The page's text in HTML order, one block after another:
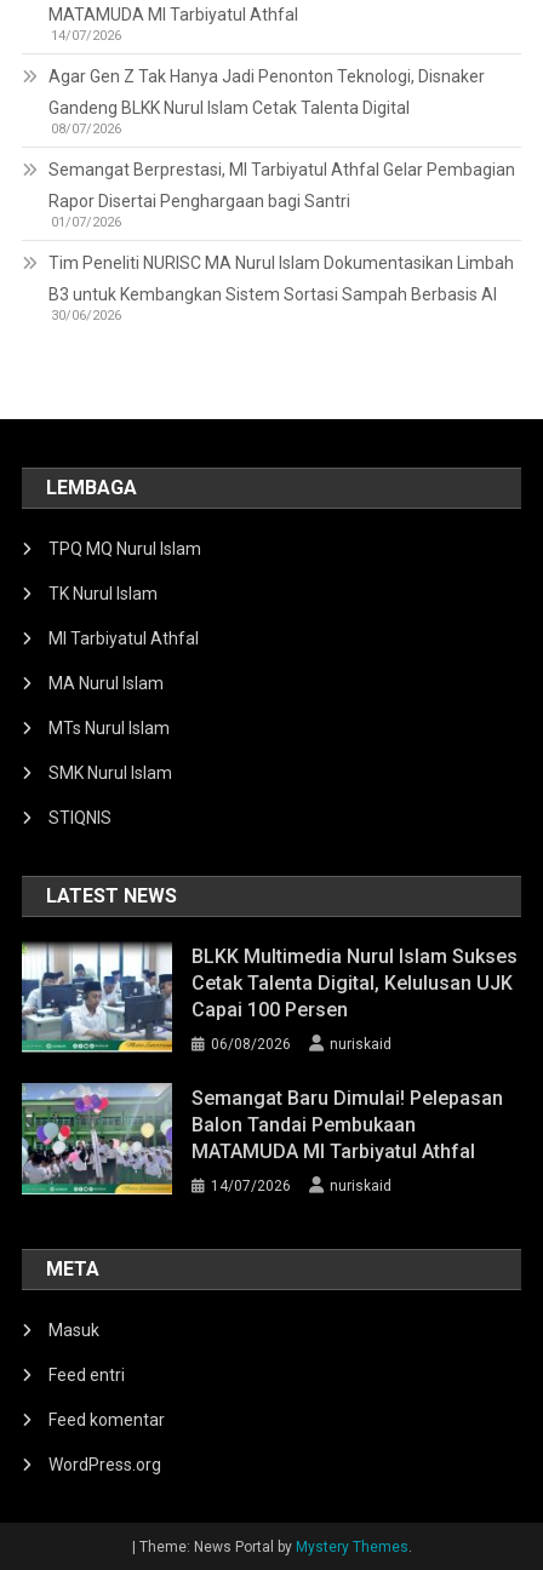
MATAMUDA MI Tarbiyatul Athfal
14/07/2026
Agar Gen Z Tak Hanya Jadi Penonton Teknologi, Disnaker
Gandeng BLKK Nurul Islam Cetak Talenta Digital
08/07/2026
Semangat Berprestasi, MI Tarbiyatul Athfal Gelar Pembagian
Rapor Disertai Penghargaan bagi Santri
01/07/2026
Tim Peneliti NURISC MA Nurul Islam Dokumentasikan Limbah
B3 untuk Kembangkan Sistem Sortasi Sampah Berbasis AI
30/06/2026
LEMBAGA
TPQ MQ Nurul Islam
TK Nurul Islam
MI Tarbiyatul Athfal
MA Nurul Islam
MTs Nurul Islam
SMK Nurul Islam
STIQNIS
LATEST NEWS
BLKK Multimedia Nurul Islam Sukses
Cetak Talenta Digital, Kelulusan UJK
Capai 100 Persen
06/08/2026 nuriskaid
Semangat Baru Dimulai! Pelepasan
Balon Tandai Pembukaan
MATAMUDA MI Tarbiyatul Athfal
14/07/2026 nuriskaid
META
Masuk
Feed entri
Feed komentar
WordPress.org
| Theme: News Portal by Mystery Themes